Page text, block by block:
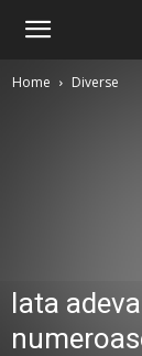
Home Diverse
Iata